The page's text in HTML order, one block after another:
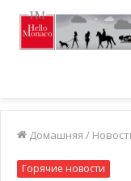
Домашняя /
Горячие новости